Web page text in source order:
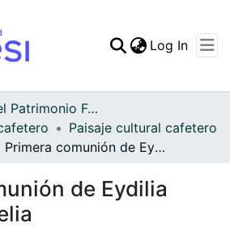
Statistics
Log In
Archivo del Patrimonio Fotográfico y Fílmico del Valle del Cauca
Paisaje cultural cafetero
Primera comunión de Eydilia Zapata. Argelia
de Eydilia